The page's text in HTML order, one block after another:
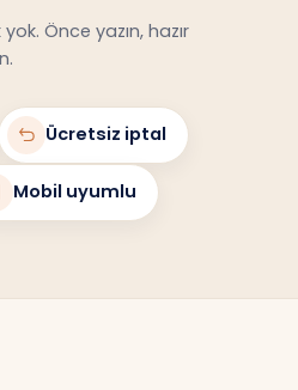
Önce yazın, hazır
Ücretsiz iptal
Mobil uyumlu